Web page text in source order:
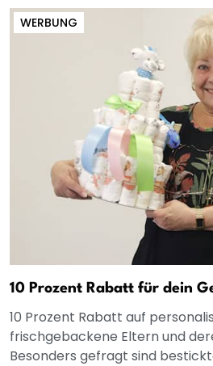
WERBUNG
10 Prozent Rabatt für dein
10 Prozent Rabatt auf
frischgebackene Eltern und
Besonders gefragt sind